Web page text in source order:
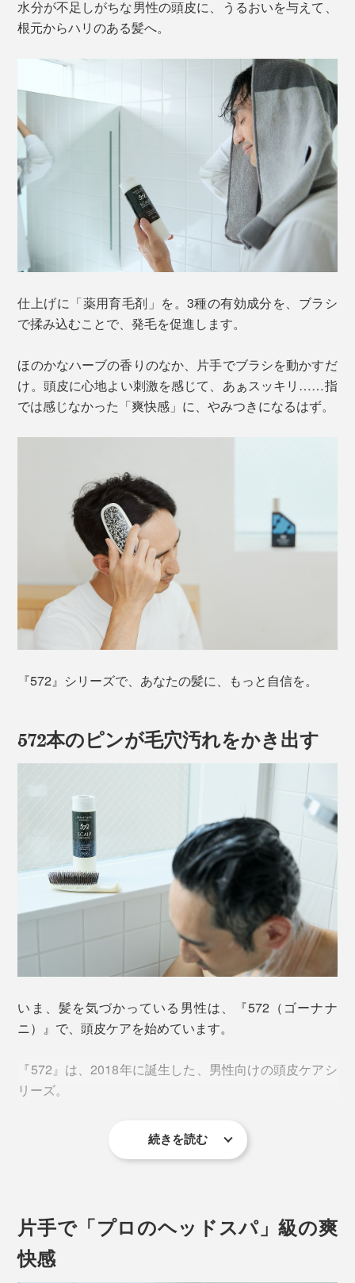
水分が不足しがちな男性の頭皮に、うるおいを与えて、
根元からハリのある髪へ。
仕上げに「薬用育毛剤」を。3種の有効成分を、ブラシ
で揉み込むことで、発毛を促進します。
ほのかなハーブの香りのなか、片手でブラシを動かすだ
け。頭皮に心地よい刺激を感じて、あぁスッキリ……指
では感じなかった「爽快感」に、やみつきになるはず。
『572』シリーズで、あなたの髪に、もっと自信を。
572本のピンが毛穴汚れをかき出す
いま、髪を気づかっている男性は、『572（ゴーナナ
ニ）』で、頭皮ケアを始めています。
『572』は、2018年に誕生した、男性向けの頭皮ケアシ
リーズ。
MONOCOのベストセラー、「Jam Labelスカルプブラ
続きを読む
片手で「プロのヘッドスパ」級の爽
快感